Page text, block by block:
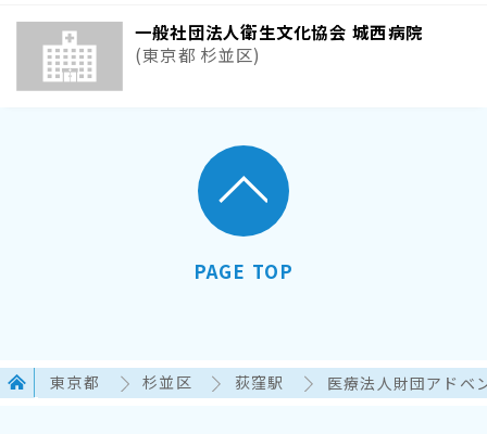
一般社団法人衛生文化協会 城西病院
(東京都 杉並区)
PAGE TOP
東京都 杉並区 荻窪駅 医療法人財団アドベ